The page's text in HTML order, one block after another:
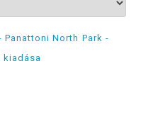
Panattoni North Park -
kiadása